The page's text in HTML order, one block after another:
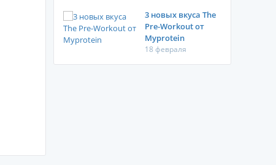
3 новых вкуса The
Pre-Workout от
Myprotein
18 февраля